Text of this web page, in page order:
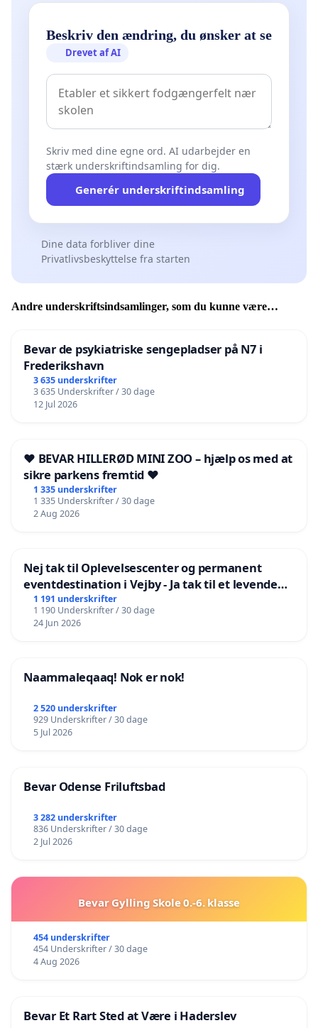
Beskriv den ændring, du ønsker at se
Drevet af AI
Skriv med dine egne ord. AI udarbejder en
stærk underskriftindsamling for dig.
Generér underskriftindsamling
Dine data forbliver dine
Privatlivsbeskyttelse fra starten
Andre underskriftsindsamlinger, som du kunne være
Bevar de psykiatriske sengepladser på N7 i
Frederikshavn
3 635 underskrifter
3 635 Underskrifter / 30 dage
12 Jul 2026
❤️ BEVAR HILLERØD MINI ZOO – hjælp os med at
sikre parkens fremtid ❤️
1 335 underskrifter
1 335 Underskrifter / 30 dage
2 Aug 2026
Nej tak til Oplevelsescenter og permanent
eventdestination i Vejby - Ja tak til et levende
lokalområde i balance
1 191 underskrifter
1 190 Underskrifter / 30 dage
24 Jun 2026
Naammaleqaaq! Nok er nok!
2 520 underskrifter
929 Underskrifter / 30 dage
5 Jul 2026
Bevar Odense Friluftsbad
3 282 underskrifter
836 Underskrifter / 30 dage
2 Jul 2026
Bevar Gylling Skole 0.-6. klasse
454 underskrifter
454 Underskrifter / 30 dage
4 Aug 2026
Bevar Et Rart Sted at Være i Haderslev